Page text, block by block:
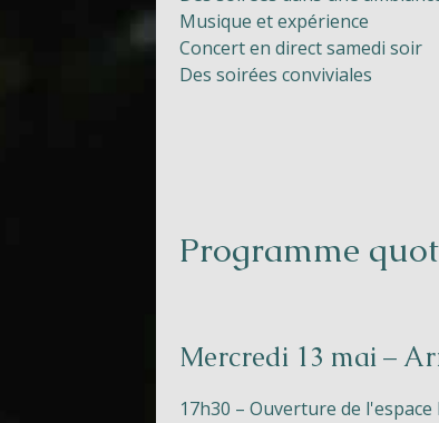
Musique et expérience
Concert en direct samedi soir
Des soirées conviviales
Programme
Mercredi 13 mai –
17h30 – Ouverture de